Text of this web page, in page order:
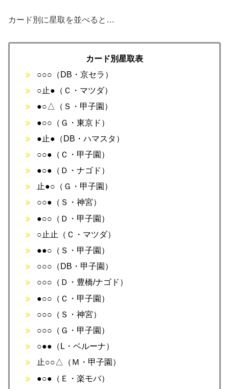
カード別に星取を並べると…
カード別星取表
○○○（DB・京セラ）
○止●（Ｃ・マツダ）
●○△（Ｓ・甲子園）
●○○（Ｇ・東京ド）
●止●（DB・ハマスタ）
○○●（Ｃ・甲子園）
●○●（Ｄ・ナゴド）
止●○（Ｇ・甲子園）
○○●（Ｓ・神宮）
●○○（Ｄ・甲子園）
○止止（Ｃ・マツダ）
●●○（Ｓ・甲子園）
○○○（DB・甲子園）
○○○（Ｄ・豊橋/ナゴド）
●○○（Ｃ・甲子園）
○○○（Ｓ・神宮）
○○○（Ｇ・甲子園）
○●●（L・ベルーナ）
止○○△（Ｍ・甲子園）
●○●（Ｅ・楽モバ）